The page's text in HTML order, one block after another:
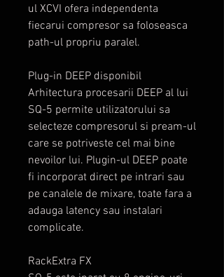
ul XCVI ofera independenta
fiecarui compresor sa foloseasca
path-ul propriu paralel.
Plug-in DEEP disponibil
Arhitectura procesarii DEEP al lui
SQ-5 permite utilizatorului sa
selecteze compresorul si pream-ul
care se potriveste cel mai bine
nevoilor lui. Plugin-ul DEEP poate
fi incorporat direct pe intrari sau
pe canalele de mixare, toate fara a
adauga latency sau instalari
complicate.
RackExtra FX